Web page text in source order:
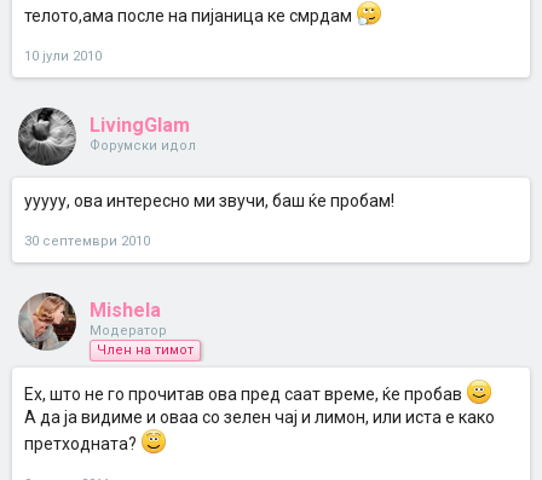
телото,ама после на пијаница ке смрдам
10 јули 2010
LivingGlam
Форумски идол
ууууу, ова интересно ми звучи, баш ќе пробам!
30 септември 2010
Mishela
Модератор
Член на тимот
Ех, што не го прочитав ова пред саат време, ќе пробав
А да ја видиме и оваа со зелен чај и лимон, или иста е како
претходната?